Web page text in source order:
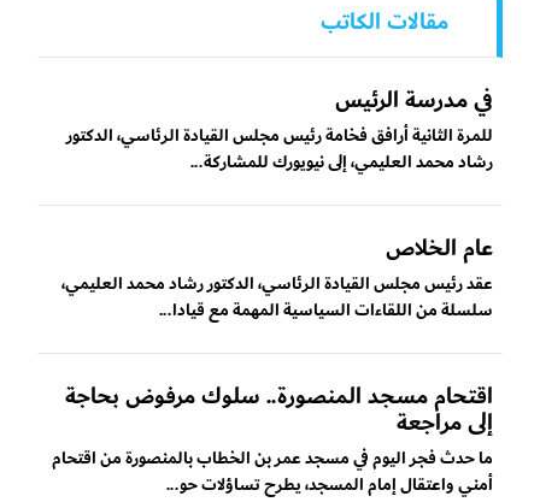
مقالات الكاتب
في مدرسة الرئيس
للمرة الثانية أرافق فخامة رئيس مجلس القيادة الرئاسي، الدكتور
رشاد محمد العليمي، إلى نيويورك للمشاركة...
عام الخلاص
عقد رئيس مجلس القيادة الرئاسي، الدكتور رشاد محمد العليمي،
سلسلة من اللقاءات السياسية المهمة مع قيادا...
‏اقتحام مسجد المنصورة.. سلوك مرفوض بحاجة
إلى مراجعة
ما حدث فجر اليوم في مسجد عمر بن الخطاب بالمنصورة من اقتحام
أمني واعتقال إمام المسجد، يطرح تساؤلات حو...